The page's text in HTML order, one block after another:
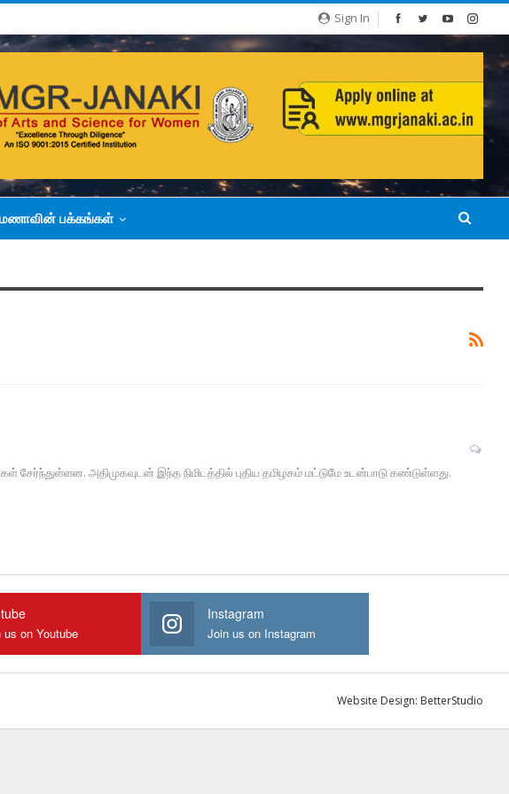
Sign In
மணாவின் பக்கங்கள்
சேர்ந்துள்ளன. அதிமுகவுடன் இந்த நிமிடத்தில் புதிய தமிழகம் மட்டுமே உடன்பாடு கண்டுள்ளது.
us on Youtube
Instagram
Join us on Instagram
Website Design: BetterStudio